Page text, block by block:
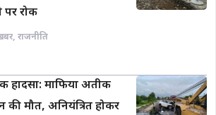
रोक
, राजनीति
हादसा: माफिया अतीक
मौत, अनियंत्रित होकर